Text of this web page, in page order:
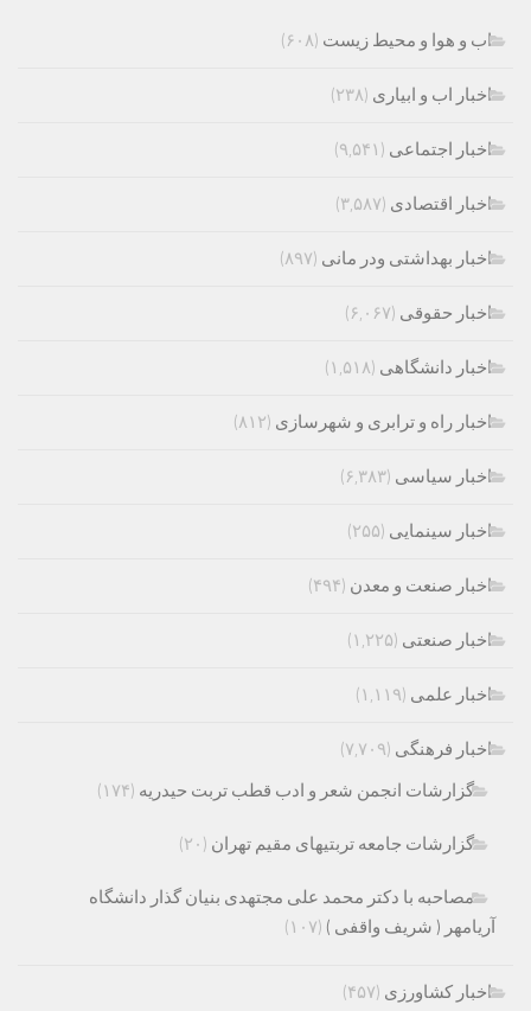
اب و هوا و محیط زیست (۶۰۸)
اخبار اب و ابیاری (۲۳۸)
اخبار اجتماعی (۹,۵۴۱)
اخبار اقتصادی (۳,۵۸۷)
اخبار بهداشتی ودر مانی (۸۹۷)
اخبار حقوقی (۶,۰۶۷)
اخبار دانشگاهی (۱,۵۱۸)
اخبار راه و ترابری و شهرسازی (۸۱۲)
اخبار سیاسی (۶,۳۸۳)
اخبار سینمایی (۲۵۵)
اخبار صنعت و معدن (۴۹۴)
اخبار صنعتی (۱,۲۲۵)
اخبار علمی (۱,۱۱۹)
اخبار فرهنگی (۷,۷۰۹)
گزارشات انجمن شعر و ادب قطب تربت حیدریه (۱۷۴)
گزارشات جامعه تربتیهای مقیم تهران (۲۰)
مصاحبه با دکتر محمد علی مجتهدی بنیان گذار دانشگاه
آریامهر ( شریف واقفی ) (۱۰۷)
اخبار کشاورزی (۴۵۷)